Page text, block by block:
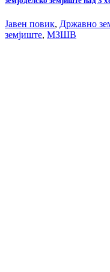
Јавен повик, Државно
земјиште, МЗШВ